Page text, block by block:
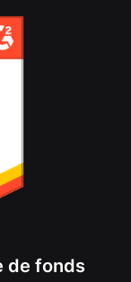
de fonds